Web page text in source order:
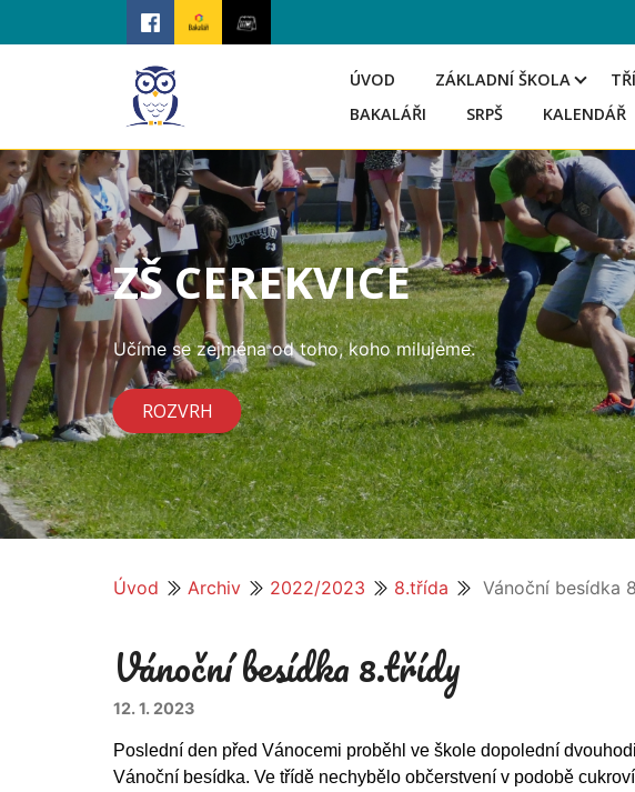
ÚVOD ZÁKLADNÍ ŠKOLA
BAKALÁŘI
SRPŠ KALENDÁŘ
ZŠ CEREKVICE
Učíme se zejména od toho, koho milujeme.
ROZVRH
Úvod Archiv 2022/2023 8.třída Vánoční besídka
Vánoční besídka 8.třídy
12. 1. 2023
Poslední den před Vánocemi proběhl ve škole dopolední
Vánoční besídka. Ve třídě nechybělo občerstvení v podobě